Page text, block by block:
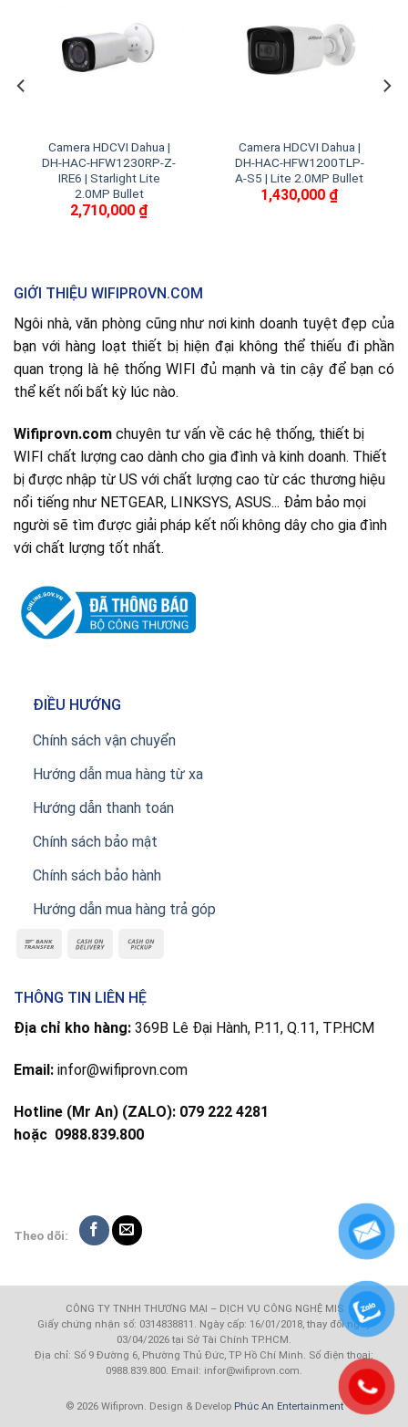
Camera HDCVI Dahua |
DH-HAC-HFW1230RP-Z-
IRE6 | Starlight Lite
2.0MP Bullet
2,710,000 ₫
Camera HDCVI Dahua |
DH-HAC-HFW1200TLP-
A-S5 | Lite 2.0MP Bullet
1,430,000 ₫
GIỚI THIỆU WIFIPROVN.COM
Ngôi nhà, văn phòng cũng như nơi kinh doanh tuyệt đẹp của
bạn với hàng loạt thiết bị hiện đại không thể thiếu đi phần
quan trọng là hệ thống WIFI đủ mạnh và tin cậy để bạn có
thể kết nối bất kỳ lúc nào.
Wifiprovn.com chuyên tư vấn về các hệ thống, thiết bị
WIFI chất lượng cao dành cho gia đình và kinh doanh. Thiết
bị được nhập từ US với chất lượng cao từ các thương hiệu
nổi tiếng như NETGEAR, LINKSYS, ASUS... Đảm bảo mọi
người sẽ tìm được giải pháp kết nối không dây cho gia đình
với chất lượng tốt nhất.
ĐIỀU HƯỚNG
Chính sách vận chuyển
Hướng dẫn mua hàng từ xa
Hướng dẫn thanh toán
Chính sách bảo mật
Chính sách bảo hành
Hướng dẫn mua hàng trả góp
THÔNG TIN LIÊN HỆ
Địa chỉ kho hàng: 369B Lê Đại Hành, P.11, Q.11, TP.HCM
Email: infor@wifiprovn.com
Hotline (Mr An) (ZALO): 079 222 4281
hoặc 0988.839.800
Theo dõi:
CÔNG TY TNHH THƯƠNG MẠI – DỊCH VỤ CÔNG NGHỆ MIS
Giấy chứng nhận số: 0314838811. Ngày cấp: 16/01/2018, thay đổi ngày
03/04/2026 tại Sở Tài Chính TP.HCM.
Địa chỉ: Số 9 Đường 6, Phường Thủ Đức, TP Hồ Chí Minh. Số điện thoại:
0988.839.800. Email: infor@wifiprovn.com.
© 2026 Wifiprovn. Design & Develop Phúc An Entertainment